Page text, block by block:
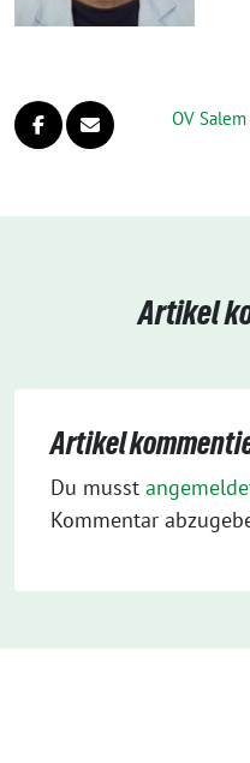
OV Salem
Artikel
Artikel
Du musst
Kommentar